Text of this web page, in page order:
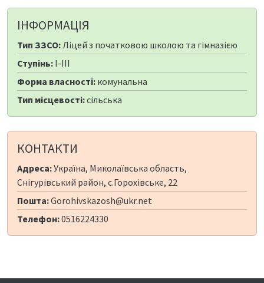
ІНФОРМАЦІЯ
Тип ЗЗСО:Ліцей з початковою школою та гімназією
Ступінь: I-III
Форма власності: комунальна
Тип місцевості:сільська
КОНТАКТИ
Адреса:Україна, Миколаївська область,
Снігурівський район, с.Горохівське, 22
Пошта:Gorohivskazosh@ukr.net
Телефон:0516224330